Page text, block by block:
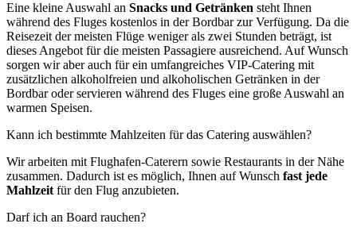
Eine kleine Auswahl an Snacks und Getränken steht Ihnen
während des Fluges kostenlos in der Bordbar zur Verfügung. Da die
Reisezeit der meisten Flüge weniger als zwei Stunden beträgt, ist
dieses Angebot für die meisten Passagiere ausreichend. Auf Wunsch
sorgen wir aber auch für ein umfangreiches VIP-Catering mit
zusätzlichen alkoholfreien und alkoholischen Getränken in der
Bordbar oder servieren während des Fluges eine große Auswahl an
warmen Speisen.
Kann ich bestimmte Mahlzeiten für das Catering auswählen?
Wir arbeiten mit Flughafen-Caterern sowie Restaurants in der Nähe
zusammen. Dadurch ist es möglich, Ihnen auf Wunsch fast jede
Mahlzeitfür den Flug anzubieten.
Darf ich an Board rauchen?